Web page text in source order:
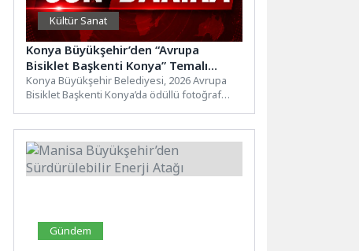
Kültür Sanat
Konya Büyükşehir’den “Avrupa
Bisiklet Başkenti Konya” Temalı
Fotoğraf Yarışması
Konya Büyükşehir Belediyesi, 2026 Avrupa
Bisiklet Başkenti Konya’da ödüllü fotoğraf
Gündem